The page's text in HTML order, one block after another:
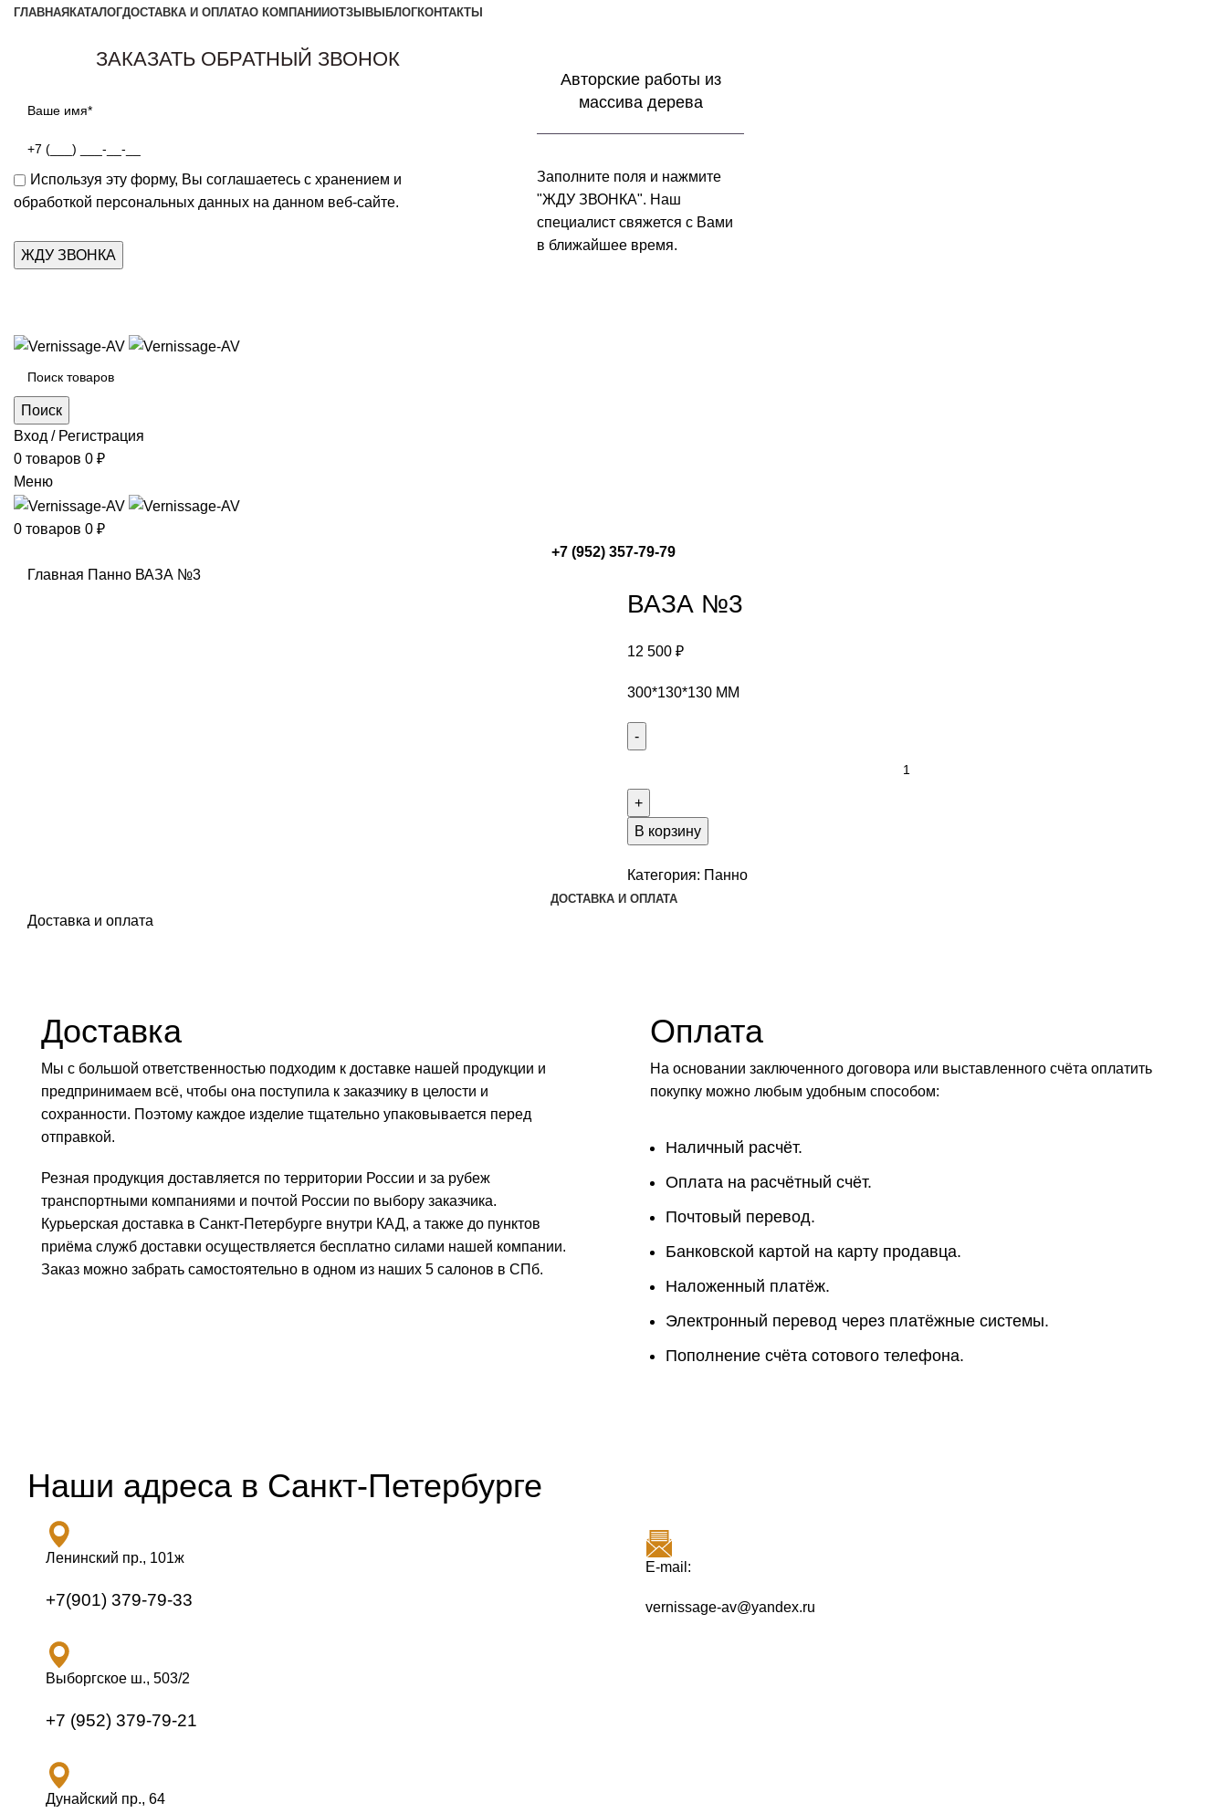
ГЛАВНАЯ КАТАЛОГДОСТАВКА И ОПЛАТАО КОМПАНИИОТЗЫВЫ БЛОГКОНТАКТЫ
ЗАКАЗАТЬ ОБРАТНЫЙ ЗВОНОК
Используя эту форму, Вы соглашаетесь с хранением и
обработкой персональных данных на данном веб-сайте.
Авторские работы из
массива дерева
Заполните поля и нажмите
"ЖДУ ЗВОНКА". Наш
специалист свяжется с Вами
в ближайшее время.
Поиск
Вход / Регистрация
0 товаров 0 ₽
Меню
0 товаров 0 ₽
+7 (952) 357-79-79
Главная Панно ВАЗА №3
ВАЗА №3
12 500 ₽
300*130*130 ММ
№3
В корзину
Категория: Панно
ДОСТАВКА И ОПЛАТА
Доставка и оплата
Доставка
Мы с большой ответственностью подходим к доставке нашей продукции и
предпринимаем всё, чтобы она поступила к заказчику в целости и
сохранности. Поэтому каждое изделие тщательно упаковывается перед
отправкой.
Резная продукция доставляется по территории России и за рубеж
транспортными компаниями и почтой России по выбору заказчика.
Курьерская доставка в Санкт-Петербурге внутри КАД, а также до пунктов
приёма служб доставки осуществляется бесплатно силами нашей компании.
Заказ можно забрать самостоятельно в одном из наших 5 салонов в СПб.
Оплата
На основании заключенного договора или выставленного счёта оплатить
покупку можно любым удобным способом:
Наличный расчёт.
Оплата на расчётный счёт.
Почтовый перевод.
Банковской картой на карту продавца.
Наложенный платёж.
Электронный перевод через платёжные системы.
Пополнение счёта сотового телефона.
Наши адреса в Санкт-Петербурге
Ленинский пр., 101ж
+7(901) 379-79-33
Выборгское ш., 503/2
+7 (952) 379-79-21
Дунайский пр., 64
E-mail:
vernissage-av@yandex.ru